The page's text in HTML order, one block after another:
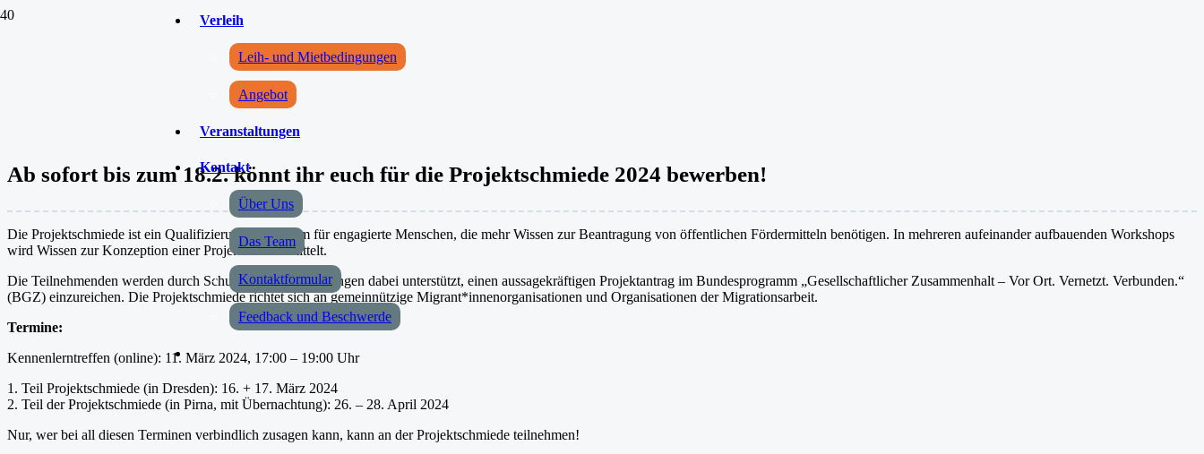
Verleih
Leih- und Mietbedingungen
Angebot
Veranstaltungen
Kontakt
Über Uns
Das Team
Kontaktformular
Feedback und Beschwerde
Ab sofort bis zum 18.2. könnt ihr euch für die Projektschmiede 2024 bewerben!
Die Projektschmiede ist ein Qualifizierungsprogramm für engagierte Menschen, die mehr Wissen zur Beantragung von öffentlichen Fördermitteln benötigen. In mehreren aufeinander aufbauenden Workshops
wird Wissen zur Konzeption einer Projektidee vermittelt.
Die Teilnehmenden werden durch Schulungen und Beratungen dabei unterstützt, einen aussagekräftigen Projektantrag im Bundesprogramm „Gesellschaftlicher Zusammenhalt – Vor Ort. Vernetzt. Verbunden.“
(BGZ) einzureichen. Die Projektschmiede richtet sich an gemeinnützige Migrant*innenorganisationen und Organisationen der Migrationsarbeit.
Termine:
Kennenlerntreffen (online): 11. März 2024, 17:00 – 19:00 Uhr
1. Teil Projektschmiede (in Dresden): 16. + 17. März 2024
2. Teil der Projektschmiede (in Pirna, mit Übernachtung): 26. – 28. April 2024
Nur, wer bei all diesen Terminen verbindlich zusagen kann, kann an der Projektschmiede teilnehmen!